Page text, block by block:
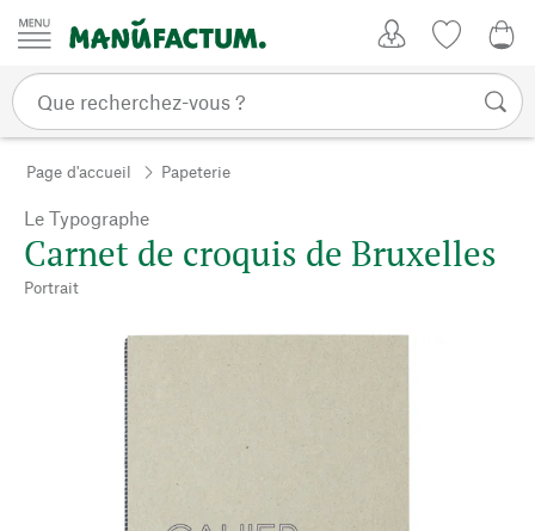
Passer au contenu
Page d'accueil Papeterie
Le Typographe
Carnet de croquis de Bruxelles
Portrait